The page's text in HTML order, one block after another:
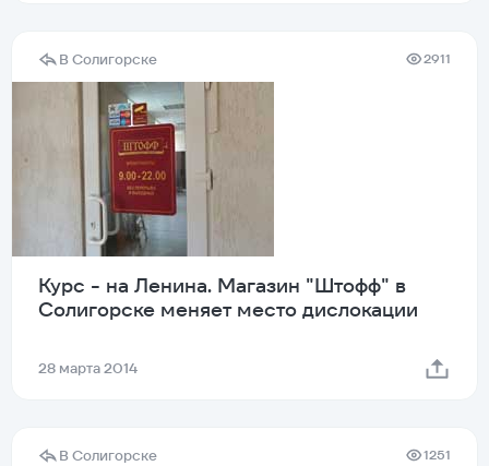
В Солигорске 2911
Курс - на Ленина. Магазин "Штофф" в
Солигорске меняет место дислокации
28 марта 2014
В Солигорске 1251